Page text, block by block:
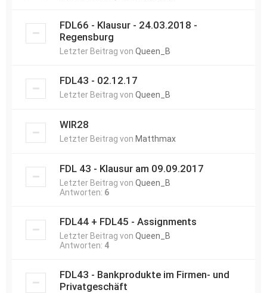
FDL66 - Klausur - 24.03.2018 -
Regensburg
Letzter Beitrag von Queen_B
FDL43 - 02.12.17
Letzter Beitrag von Queen_B
WIR28
Letzter Beitrag von Matthmax
FDL 43 - Klausur am 09.09.2017
Letzter Beitrag von Queen_B
Antworten: 6
FDL44 + FDL45 - Assignments
Letzter Beitrag von Queen_B
Antworten: 4
FDL43 - Bankprodukte im Firmen- und
Privatgeschäft